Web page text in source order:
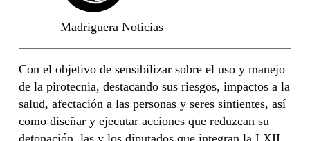
Madriguera Noticias
Con el objetivo de sensibilizar sobre el uso y manejo
de la pirotecnia, destacando sus riesgos, impactos a la
salud, afectación a las personas y seres sintientes, así
como diseñar y ejecutar acciones que reduzcan su